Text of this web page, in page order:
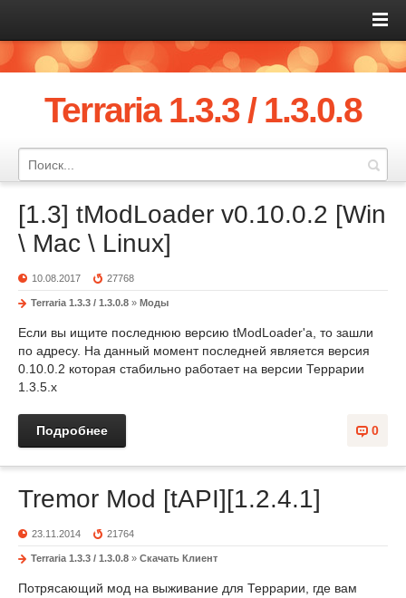
Terraria 1.3.3 / 1.3.0.8
[1.3] tModLoader v0.10.0.2 [Win
\ Mac \ Linux]
10.08.2017 27768
Terraria 1.3.3 / 1.3.0.8 » Моды
Если вы ищите последнюю версию tModLoader'а, то зашли
по адресу. На данный момент последней является версия
0.10.0.2 которая стабильно работает на версии Террарии
1.3.5.x
0
Подробнее
Tremor Mod [tAPI][1.2.4.1]
23.11.2014 21764
Terraria 1.3.3 / 1.3.0.8 » Скачать Клиент
Потрясающий мод на выживание для Террарии, где вам